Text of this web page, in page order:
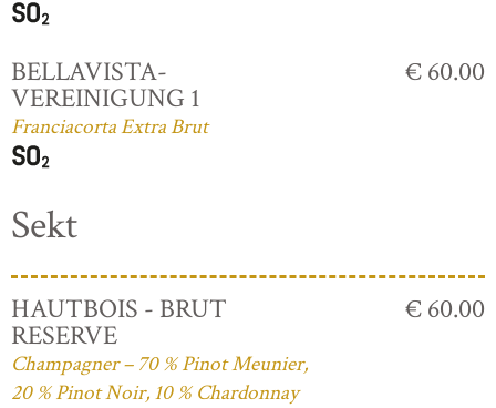
BELLAVISTA-
VEREINIGUNG 1
Franciacorta Extra Brut
€ 60.00
Sekt
HAUTBOIS - BRUT
RESERVE
Champagner – 70 % Pinot Meunier,
20 % Pinot Noir, 10 % Chardonnay
€ 60.00